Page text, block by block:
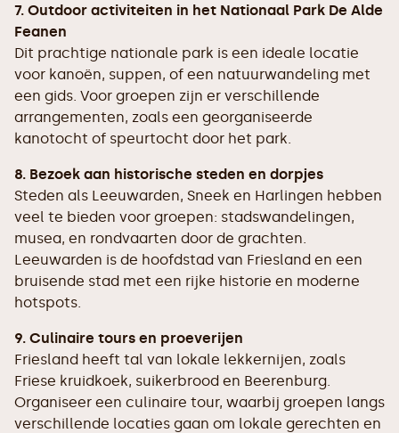
7. Outdoor activiteiten in het Nationaal Park De Alde
Feanen
Dit prachtige nationale park is een ideale locatie
voor kanoën, suppen, of een natuurwandeling met
een gids. Voor groepen zijn er verschillende
arrangementen, zoals een georganiseerde
kanotocht of speurtocht door het park.
8. Bezoek aan historische steden en dorpjes
Steden als Leeuwarden, Sneek en Harlingen hebben
veel te bieden voor groepen: stadswandelingen,
musea, en rondvaarten door de grachten.
Leeuwarden is de hoofdstad van Friesland en een
bruisende stad met een rijke historie en moderne
hotspots.
9. Culinaire tours en proeverijen
Friesland heeft tal van lokale lekkernijen, zoals
Friese kruidkoek, suikerbrood en Beerenburg.
Organiseer een culinaire tour, waarbij groepen langs
verschillende locaties gaan om lokale gerechten en